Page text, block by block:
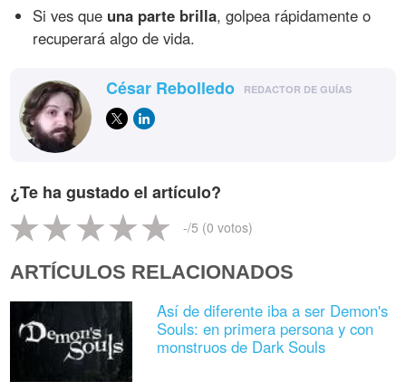
Si ves que una parte brilla, golpea rápidamente o
recuperará algo de vida.
César Rebolledo REDACTOR DE GUÍAS
¿Te ha gustado el artículo?
-/5 (0 votos)
ARTÍCULOS RELACIONADOS
Así de diferente iba a ser Demon's
Souls: en primera persona y con
monstruos de Dark Souls